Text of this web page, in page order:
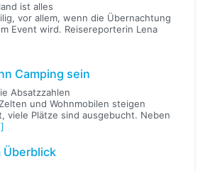
ist alles
vor allem, wenn die Übernachtung
Event wird. Reisereporterin Lena
Camping sein
Absatzzahlen
und Wohnmobilen steigen
viele Plätze sind ausgebucht. Neben
Überblick